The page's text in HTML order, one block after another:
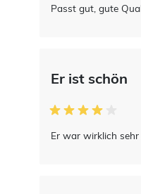
Passt gut, gute
Er ist schön
Er war wirklich sehr